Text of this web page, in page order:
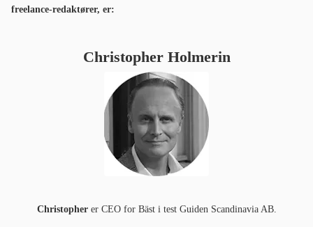
freelance-redaktører, er:
Christopher Holmerin
Christopherer CEO for Bäst i test Guiden Scandinavia AB.